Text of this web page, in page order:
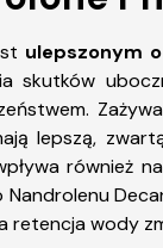
ulepszonym
skutków
lepszą,
również
retencja wody